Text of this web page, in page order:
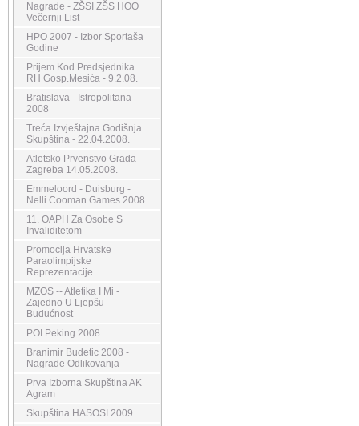
Nagrade - ZŠSI ZŠS HOO
Večernji List
HPO 2007 - Izbor Sportaša
Godine
Prijem Kod Predsjednika
RH Gosp.Mesića - 9.2.08.
Bratislava - Istropolitana
2008
Treća Izvještajna Godišnja
Skupština - 22.04.2008.
Atletsko Prvenstvo Grada
Zagreba 14.05.2008.
Emmeloord - Duisburg -
Nelli Cooman Games 2008
11. OAPH Za Osobe S
Invaliditetom
Promocija Hrvatske
Paraolimpijske
Reprezentacije
MZOS -- Atletika I Mi -
Zajedno U Ljepšu
Budućnost
POI Peking 2008
Branimir Budetic 2008 -
Nagrade Odlikovanja
Prva Izborna Skupština AK
Agram
Skupština HASOSI 2009